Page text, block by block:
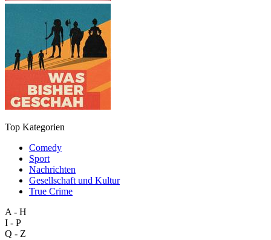
Top Kategorien
Comedy
Sport
Nachrichten
Gesellschaft und Kultur
True Crime
A - H
I - P
Q - Z